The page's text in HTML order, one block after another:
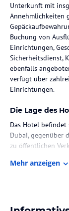
Unterkunft mit
Annehmlichkeiten
Buchung von
Einrichtungen,
Sicherheitsdienst,
ebenfalls
verfügt über
Einrichtungen.
Die Lage des
Das Hotel befindet
Dubai, gegenüber
zu öffentlichen
World Trade
Zimmer /
Mehr anzeigen